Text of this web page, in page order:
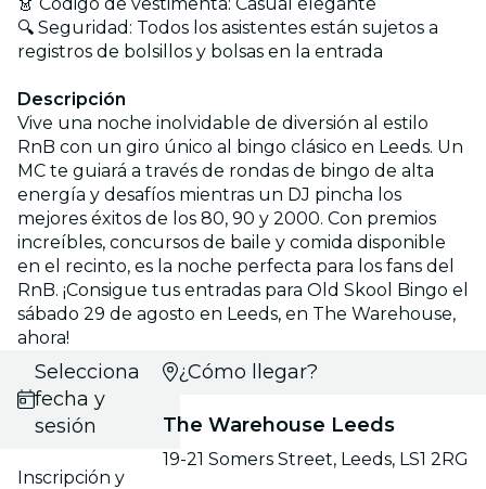
🔍 Seguridad: Todos los asistentes están sujetos a
registros de bolsillos y bolsas en la entrada
Descripción
Vive una noche inolvidable de diversión al estilo
RnB con un giro único al bingo clásico en Leeds. Un
MC te guiará a través de rondas de bingo de alta
energía y desafíos mientras un DJ pincha los
mejores éxitos de los 80, 90 y 2000. Con premios
increíbles, concursos de baile y comida disponible
en el recinto, es la noche perfecta para los fans del
RnB. ¡Consigue tus entradas para Old Skool Bingo el
sábado 29 de agosto en Leeds, en The Warehouse,
ahora!
Selecciona
fecha y
sesión
Inscripción y
¿Cómo llegar?
The Warehouse Leeds
19-21 Somers Street, Leeds, LS1 2RG